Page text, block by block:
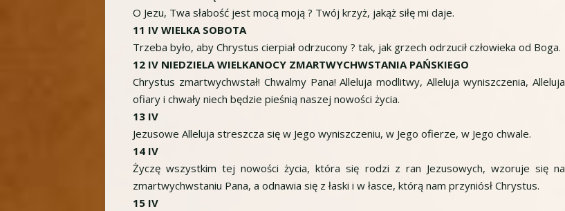
O Jezu, Twa słabość jest mocą moją ? Twój krzyż, jakąż siłę mi daje.
11 IV WIELKA SOBOTA
Trzeba było, aby Chrystus cierpiał odrzucony ? tak, jak grzech odrzucił człowieka od Boga.
12 IV NIEDZIELA WIELKANOCY ZMARTWYCHWSTANIA PAŃSKIEGO
Chrystus zmartwychwstał! Chwalmy Pana! Alleluja modlitwy, Alleluja wyniszczenia, Alleluja
ofiary i chwały niech będzie pieśnią naszej nowości życia.
13 IV
Jezusowe Alleluja streszcza się w Jego wyniszczeniu, w Jego ofierze, w Jego chwale.
14 IV
Życzę wszystkim tej nowości życia, która się rodzi z ran Jezusowych, wzoruje się na
zmartwychwstaniu Pana, a odnawia się z łaski i w łasce, którą nam przyniósł Chrystus.
15 IV